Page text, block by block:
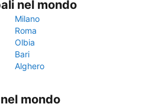
nel mondo
Milano
Roma
Olbia
Bari
Alghero
mondo